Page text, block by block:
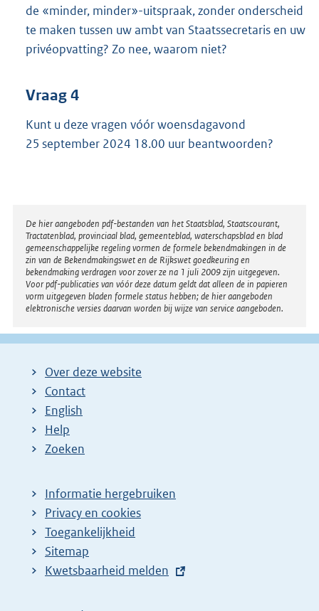
de «minder, minder»-uitspraak, zonder onderscheid
te maken tussen uw ambt van Staatssecretaris en uw
privéopvatting? Zo nee, waarom niet?
Vraag 4
Kunt u deze vragen vóór woensdagavond
25 september 2024 18.00 uur beantwoorden?
Disclaimer
De hier aangeboden pdf-bestanden van het Staatsblad, Staatscourant,
Tractatenblad, provinciaal blad, gemeenteblad, waterschapsblad en blad
gemeenschappelijke regeling vormen de formele bekendmakingen in de
zin van de Bekendmakingswet en de Rijkswet goedkeuring en
bekendmaking verdragen voor zover ze na 1 juli 2009 zijn uitgegeven.
Voor pdf-publicaties van vóór deze datum geldt dat alleen de in papieren
vorm uitgegeven bladen formele status hebben; de hier aangeboden
elektronische versies daarvan worden bij wijze van service aangeboden.
Over deze website
Contact
English
Help
Zoeken
Informatie hergebruiken
Privacy en cookies
Toegankelijkheid
Sitemap
E
Kwetsbaarheid melden